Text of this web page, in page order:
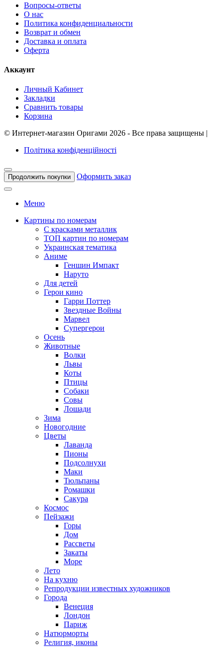
Вопросы-ответы
О нас
Политика конфиденциальности
Возврат и обмен
Доставка и оплата
Оферта
Аккаунт
Личный Кабинет
Закладки
Сравнить товары
Корзина
© Интернет-магазин Оригами 2026 - Все права защищены
Політика конфіденційності
Продолжить покупки Оформить заказ
Меню
Картины по номерам
С красками металлик
ТОП картин по номерам
Украинская тематика
Аниме
Геншин Импакт
Наруто
Для детей
Герои кино
Гарри Поттер
Звездные Войны
Марвел
Супергерои
Осень
Животные
Волки
Львы
Коты
Птицы
Собаки
Совы
Лошади
Зима
Новогодние
Цветы
Лаванда
Пионы
Подсолнухи
Маки
Тюльпаны
Ромашки
Сакура
Космос
Пейзажи
Горы
Дом
Рассветы
Закаты
Море
Лето
На кухню
Репродукции известных художников
Города
Венеция
Лондон
Париж
Натюрморты
Религия, иконы